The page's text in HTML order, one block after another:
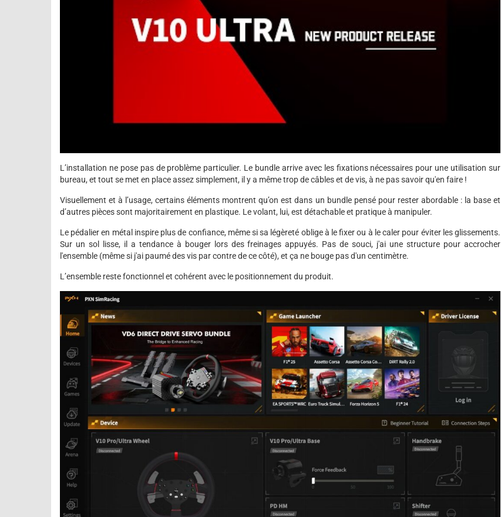
L’installation ne pose pas de problème particulier. Le bundle arrive avec les fixations nécessaires pour une utilisation sur
bureau, et tout se met en place assez simplement, il y a même trop de câbles et de vis, à ne pas savoir qu'en faire !
Visuellement et à l’usage, certains éléments montrent qu’on est dans un bundle pensé pour rester abordable : la base et
d’autres pièces sont majoritairement en plastique. Le volant, lui, est détachable et pratique à manipuler.
Le pédalier en métal inspire plus de confiance, même si sa légèreté oblige à le fixer ou à le caler pour éviter les glissements.
Sur un sol lisse, il a tendance à bouger lors des freinages appuyés. Pas de souci, j'ai une structure pour accrocher
l'ensemble (même si j'ai paumé des vis par contre de ce côté), et ça ne bouge pas d'un centimètre.
L’ensemble reste fonctionnel et cohérent avec le positionnement du produit.